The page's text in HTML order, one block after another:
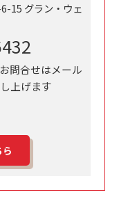
15 グラン・ウェ
問合せはメール
上げます